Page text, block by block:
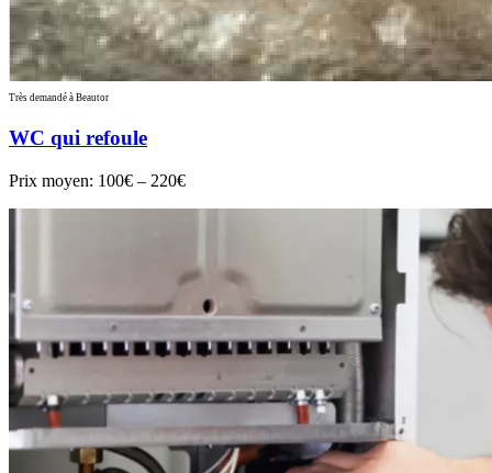
Très demandé à Beautor
WC qui refoule
Prix moyen: 100€ – 220€